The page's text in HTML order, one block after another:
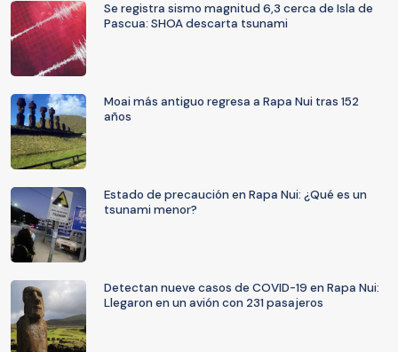
Se registra sismo magnitud 6,3 cerca de Isla de
Pascua: SHOA descarta tsunami
Moai más antiguo regresa a Rapa Nui tras 152
años
Estado de precaución en Rapa Nui: ¿Qué es un
tsunami menor?
Detectan nueve casos de COVID-19 en Rapa Nui:
Llegaron en un avión con 231 pasajeros